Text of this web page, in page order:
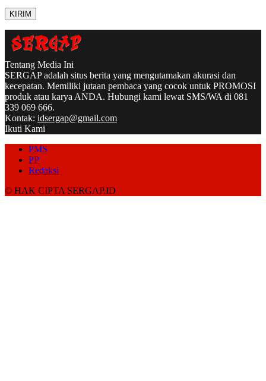
Tentang Media Ini
SERGAP adalah situs berita yang mengutamakan akurasi dan
kecepatan. Memiliki jutaan pembaca yang cocok untuk PROMOSI
produk atau karya ANDA. Hubungi kami lewat SMS/WA di 081
339 069 666.
Kontak: idsergap@gmail.com
Ikuti Kami
PMS
PP
Redaksi
© HAK CIPTA SERGAP.ID